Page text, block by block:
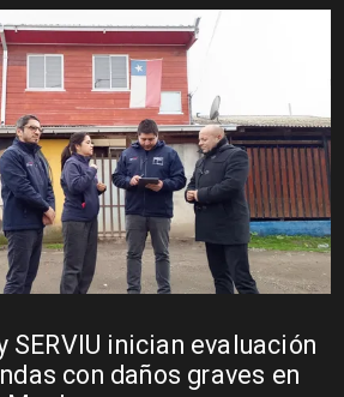
SERVIU inician evaluación
con daños graves en